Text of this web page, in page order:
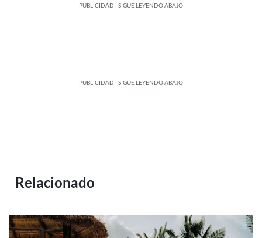
PUBLICIDAD - SIGUE LEYENDO ABAJO
PUBLICIDAD - SIGUE LEYENDO ABAJO
Relacionado